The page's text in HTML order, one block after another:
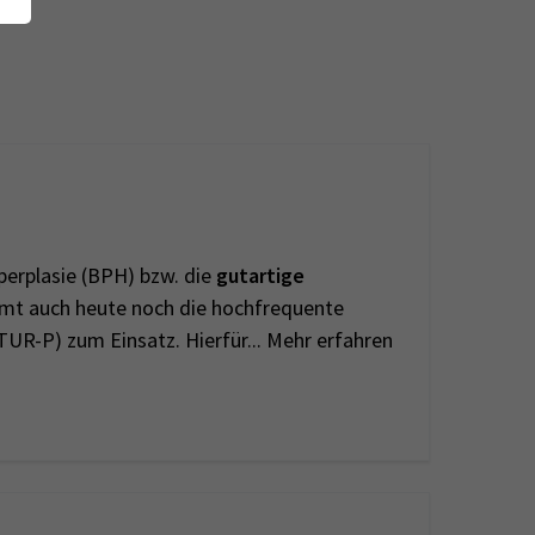
(BPH) bzw. die gutartige
auch heute noch die hochfrequente
P) zum Einsatz. Hierfür... Mehr erfahren